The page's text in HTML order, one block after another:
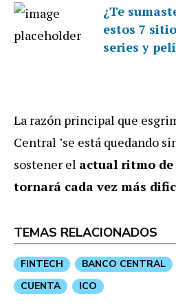
¿Te
estos 7
series y
La razón principal que
Central "se está quedando
sostener el actual ritmo de
tornará cada vez más
TEMAS RELACIONADOS
FINTECH BANCO CENTRAL
CUENTA
ICO